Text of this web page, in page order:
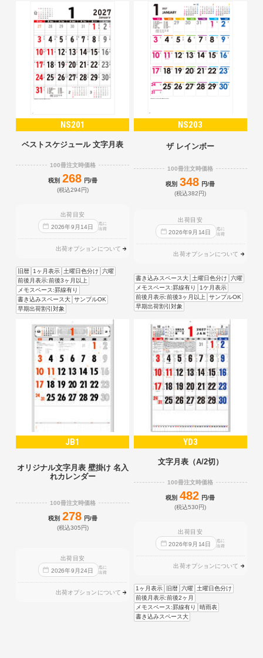
NS201
ベストスケジュール 文字月表
100冊注文時価格
税別 268 円/冊
(税込294円)
出荷目安
2026年9 月 14日
迄に
出荷
出荷オプションについて
旧暦 1ヶ月表示 土曜日色分け
六曜
前後月表示:前後3ヶ月以上
メモスペース:罫線有り
書き込みスペース大 サンプルOK
早期出荷割引対象
NS203
ザ レインボー
100冊注文時価格
税別 348 円/冊
(税込382円)
出荷目安
2026年9 月 14日
迄に
出荷
出荷オプションについて
書き込みスペース大 土曜日色分け
六曜
メモスペース:罫線有り
1ケ月表示
前後月表示:前後3ヶ月以上 サンプルOK
早期出荷割引対象
JB1
オリジナル文字月表 壁掛け 名入
れカレンダー
100冊注文時価格
税別 278 円/冊
(税込305円)
出荷目安
2026年9 月24日
迄に
出荷
出荷オプションについて
YD3
文字月表（A/2切）
100冊注文時価格
税別 482 円/冊
(税込530円)
出荷目安
2026年9 月 14日
迄に
出荷
出荷オプションについて
1ヶ月表示 旧暦 六曜 土曜日色分け
前後月表示:前後2ヶ月
メモスペース:罫線有り
晴雨表
書き込みスペース大